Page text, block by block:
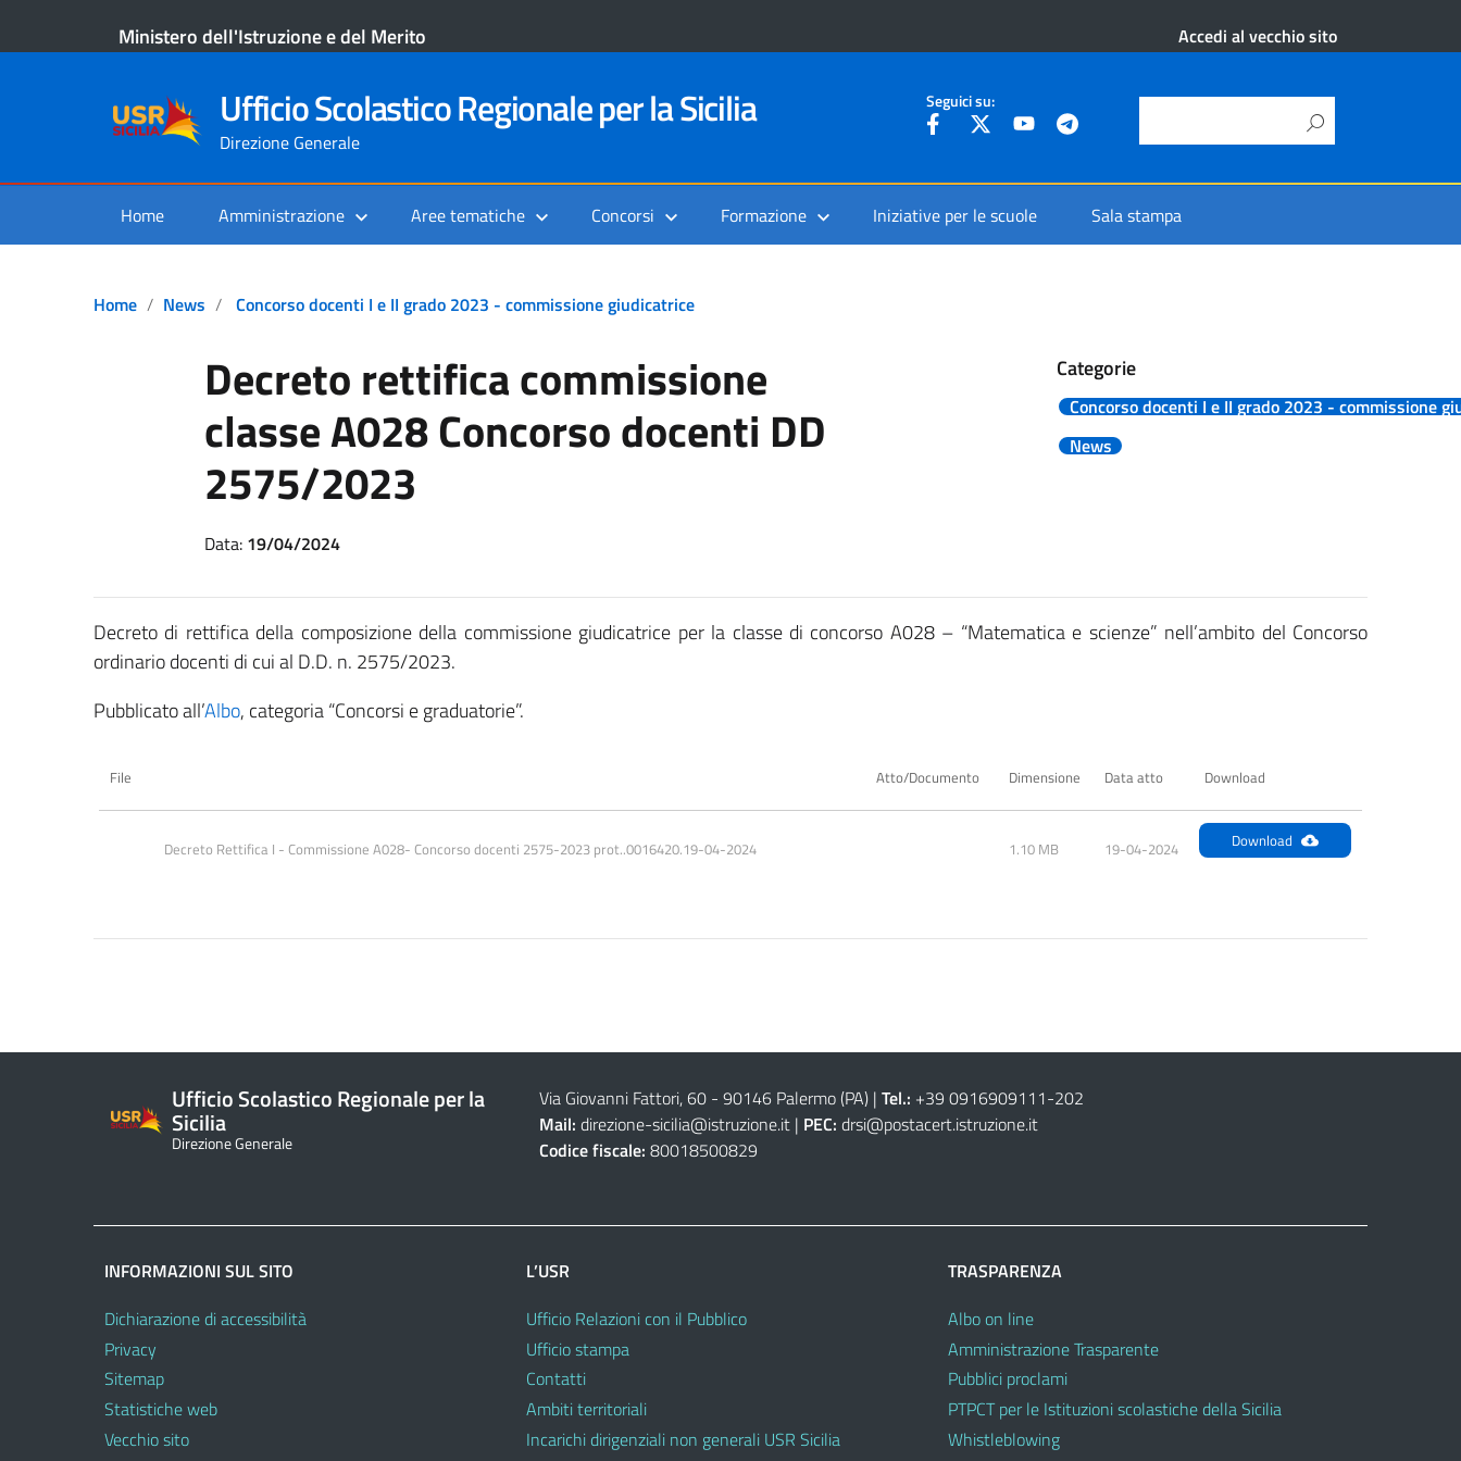
Ministero dell'Istruzione e del Merito Accedi al vecchio sito
Ufficio Scolastico Regionale per la Sicilia
Direzione Generale
Seguici su:
Home Amministrazione Aree tematiche Concorsi Formazione Iniziative per le scuole Sala stampa
Home News Concorso docenti I e II grado 2023 - commissione giudicatrice
Decreto rettifica commissione
classe A028 Concorso docenti DD
2575/2023
Categorie
Concorso docenti I e II grado 2023 - commissione
News
Data: 19/04/2024
Decreto di rettifica della composizione della commissione giudicatrice per la classe di concorso A028 – “Matematica e scienze” nell’ambito del Concorso
ordinario docenti di cui al D.D. n. 2575/2023.
Pubblicato all’Albo, categoria “Concorsi e graduatorie”.
File Atto/Documento Dimensione Data atto Download
Decreto Rettifica I - Commissione A028- Concorso docenti 2575-2023 prot..0016420.19-04-2024 1.10 MB 19-04-2024 Download
Ufficio Scolastico Regionale per la
Sicilia
Direzione Generale
Via Giovanni Fattori, 60 - 90146 Palermo (PA)| Tel.: +39 0916909111-202
Mail: direzione-sicilia@istruzione.it| PEC: drsi@postacert.istruzione.it
Codice fiscale: 80018500829
INFORMAZIONI SUL SITO
Dichiarazione di accessibilità
Privacy
Sitemap
Statistiche web
Vecchio sito
L’USR
Ufficio Relazioni con il Pubblico
Ufficio stampa
Contatti
Ambiti territoriali
Incarichi dirigenziali non generali USR Sicilia
TRASPARENZA
Albo on line
Amministrazione Trasparente
Pubblici proclami
PTPCT per le Istituzioni scolastiche della Sicilia
Whistleblowing